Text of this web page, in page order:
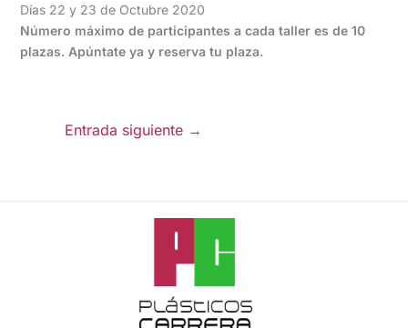
Días 22 y 23 de Octubre 2020
Número máximo de participantes a cada taller es de 10
plazas. Apúntate ya y reserva tu plaza.
Entrada siguiente →